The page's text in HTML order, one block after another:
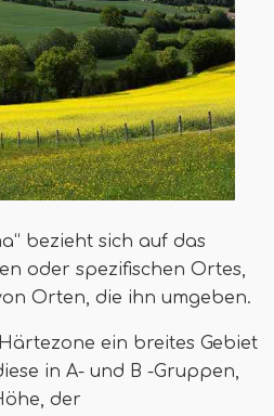
bezieht sich auf das
oder spezifischen Ortes,
Orten, die ihn umgeben.
ein breites Gebiet
in A- und B -Gruppen,
der